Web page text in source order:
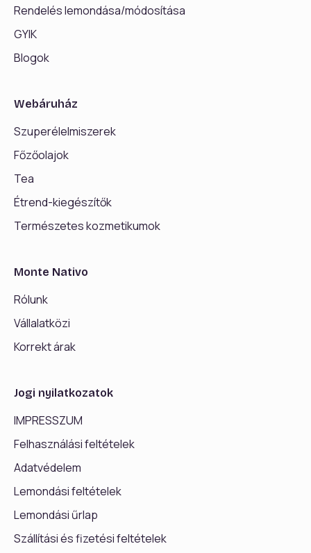
Rendelés lemondása/módosítása
GYIK
Blogok
Webáruház
Szuperélelmiszerek
Főzőolajok
Tea
Étrend-kiegészítők
Természetes kozmetikumok
Monte Nativo
Rólunk
Vállalatközi
Korrekt árak
Jogi nyilatkozatok
IMPRESSZUM
Felhasználási feltételek
Adatvédelem
Lemondási feltételek
Lemondási űrlap
Szállítási és fizetési feltételek